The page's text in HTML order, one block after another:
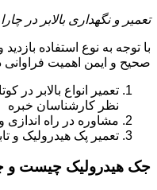
تعمیر و نگهداری بالابر در
با توجه به نوع استفاده
صحیح و ایمن اهمیت فراوانی
تعمیر انواع بالابر در
نظر کارشناسان خبره
مشاوره در راه
تعمیر پک هیدرولیک و
جک هیدرولیک چیست و